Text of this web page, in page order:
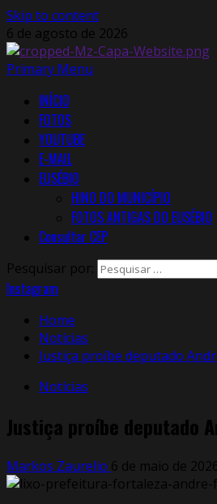
Skip to content
6 de agosto de 2026
Primary Menu
INÍCIO
FOTOS
YOUTUBE
E-MAIL
EUSÉBIO
HINO DO MUNICÍPIO
FOTOS ANTIGAS DO EUSÉBIO
Consultar CEP
Pesquisar por:
Instagram
Home
Notícias
Justiça proíbe deputado
Notícias
Justiça proíbe deputado
Markos Zaurelio 6 de maio de